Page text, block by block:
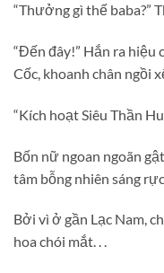
“Thưởng gì thế baba?”
“Đến đây!” Hắn ra hiệu
Cốc, khoanh chân ngồi
“Kích hoạt Siêu Thần
Bốn nữ ngoan ngoãn
tâm bỗng nhiên sáng rực
Bởi vì ở gần Lạc Nam,
hoa chói mắt. . .